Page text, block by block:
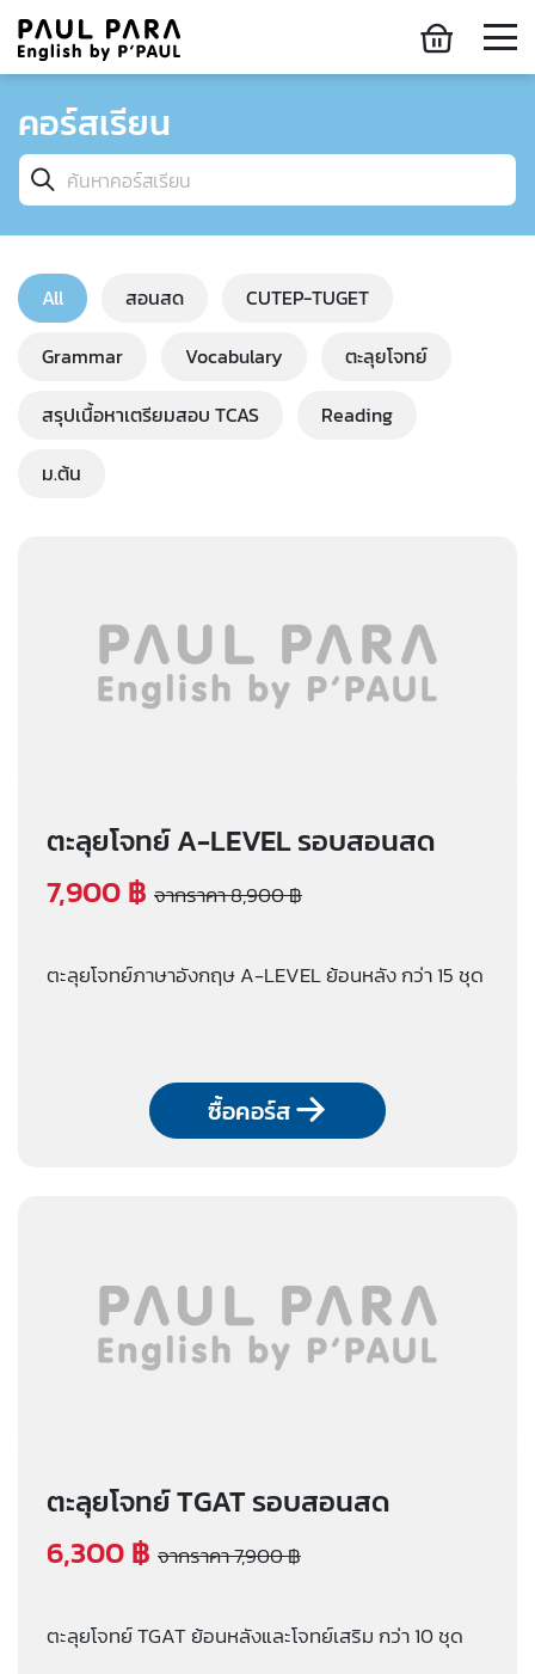
คอร์สเรียน
All สอนสด CUTEP-TUGET
Grammar Vocabulary ตะลุยโจทย์
สรุปเนื้อหาเตรียมสอบ TCAS Reading
ม.ต้น
ตะลุยโจทย์ A-LEVEL รอบสอนสด
7,900 ฿ จากราคา 8,900 ฿
ตะลุยโจทย์ภาษาอังกฤษ A-LEVEL ย้อนหลัง กว่า 15 ชุด
ซื้อคอร์ส
ตะลุยโจทย์ TGAT รอบสอนสด
6,300 ฿ จากราคา 7,900 ฿
ตะลุยโจทย์ TGAT ย้อนหลังและโจทย์เสริม กว่า 10 ชุด